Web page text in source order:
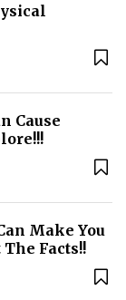
Cause
Make You
Facts!!